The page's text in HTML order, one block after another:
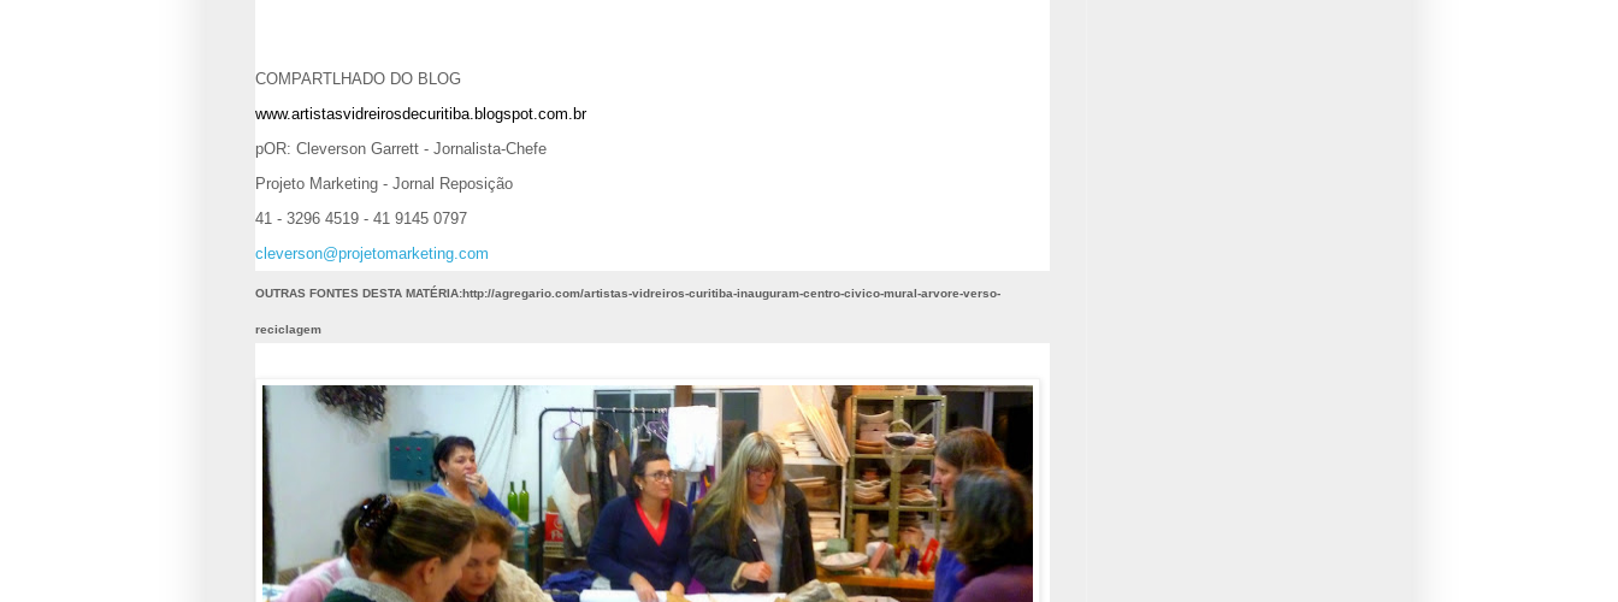
COMPARTLHADO DO BLOG
www.artistasvidreirosdecuritiba.blogspot.com.br
pOR: Cleverson Garrett - Jornalista-Chefe
Projeto Marketing - Jornal Reposição
41 - 3296 4519 - 41 9145 0797
cleverson@projetomarketing.com
OUTRAS FONTES DESTA MATÉRIA:http://agregario.com/artistas-vidreiros-curitiba-inauguram-centro-civico-mural-arvore-verso-
reciclagem